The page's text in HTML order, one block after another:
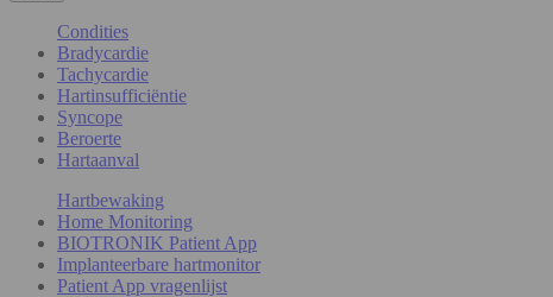
Condities
Bradycardie
Tachycardie
Hartinsufficiëntie
Syncope
Beroerte
Hartaanval
Hartbewaking
Home Monitoring
BIOTRONIK Patient App
Implanteerbare hartmonitor
Patient App vragenlijst